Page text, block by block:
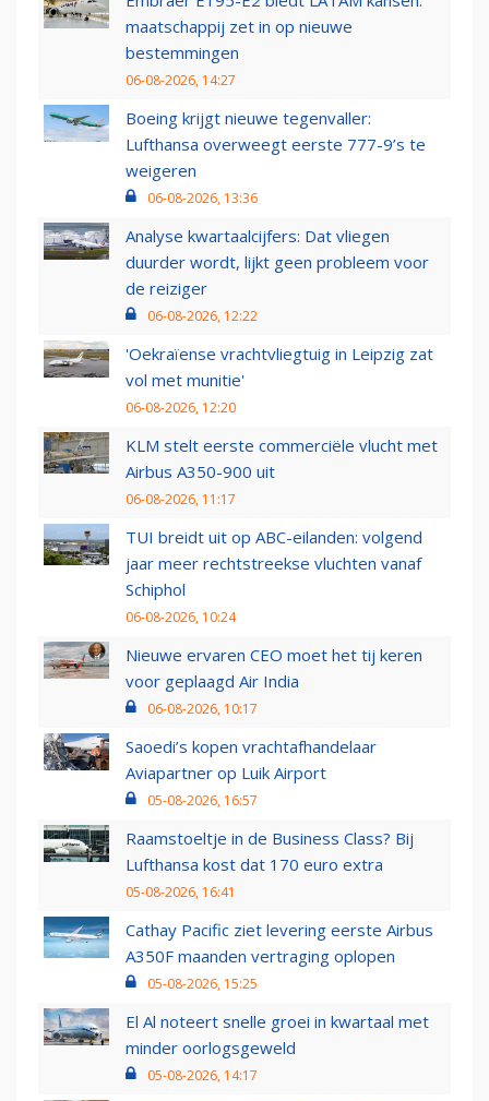
maatschappij zet in op nieuwe
bestemmingen
06-08-2026, 14:27
Boeing krijgt nieuwe tegenvaller:
Lufthansa overweegt eerste 777-9’s te
weigeren
06-08-2026, 13:36
Analyse kwartaalcijfers: Dat vliegen
duurder wordt, lijkt geen probleem voor
de reiziger
06-08-2026, 12:22
'Oekraïense vrachtvliegtuig in Leipzig zat
vol met munitie'
06-08-2026, 12:20
KLM stelt eerste commerciële vlucht met
Airbus A350-900 uit
06-08-2026, 11:17
TUI breidt uit op ABC-eilanden: volgend
jaar meer rechtstreekse vluchten vanaf
Schiphol
06-08-2026, 10:24
Nieuwe ervaren CEO moet het tij keren
voor geplaagd Air India
06-08-2026, 10:17
Saoedi’s kopen vrachtafhandelaar
Aviapartner op Luik Airport
05-08-2026, 16:57
Raamstoeltje in de Business Class? Bij
Lufthansa kost dat 170 euro extra
05-08-2026, 16:41
Cathay Pacific ziet levering eerste Airbus
A350F maanden vertraging oplopen
05-08-2026, 15:25
El Al noteert snelle groei in kwartaal met
minder oorlogsgeweld
05-08-2026, 14:17